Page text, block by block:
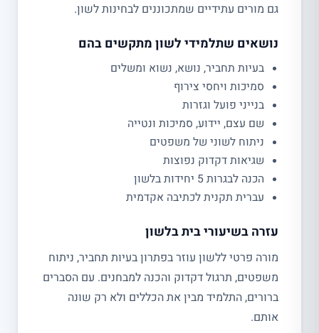
גם מורים עתידיים שמתכוננים לבחינות לשון.
נושאים שתלמידי לשון מתקשים בהם
בעיות תחביר, נושא, נשוא ומשלים
סמיכות ויחסי צירוף
בנייני פועל וגזרות
שם עצם, יידוע, סמיכות ונטייה
ניתוח לשוני של משפטים
שגיאות דקדוק נפוצות
הכנה לבגרות 5 יחידות בלשון
עברית תקנית לכתיבה אקדמית
עזרה בשיעורי בית בלשון
מורה פרטי ללשון עוזר בפתרון בעיות תחביר, ניתוח
משפטים, תרגול דקדוק והכנה למבחנים. עם הסברים
ברורים, התלמיד מבין את הכללים ולא רק שונה
אותם.